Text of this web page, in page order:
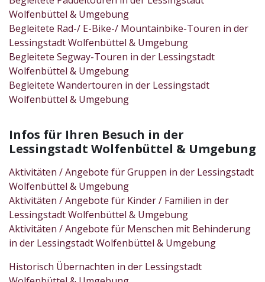
Wolfenbüttel & Umgebung
Begleitete Rad-/ E-Bike-/ Mountainbike-Touren in der
Lessingstadt Wolfenbüttel & Umgebung
Begleitete Segway-Touren in der Lessingstadt
Wolfenbüttel & Umgebung
Begleitete Wandertouren in der Lessingstadt
Wolfenbüttel & Umgebung
Infos für Ihren Besuch in der
Lessingstadt Wolfenbüttel & Umgebung
Aktivitäten / Angebote für Gruppen in der Lessingstadt
Wolfenbüttel & Umgebung
Aktivitäten / Angebote für Kinder / Familien in der
Lessingstadt Wolfenbüttel & Umgebung
Aktivitäten / Angebote für Menschen mit Behinderung
in der Lessingstadt Wolfenbüttel & Umgebung
Historisch Übernachten in der Lessingstadt